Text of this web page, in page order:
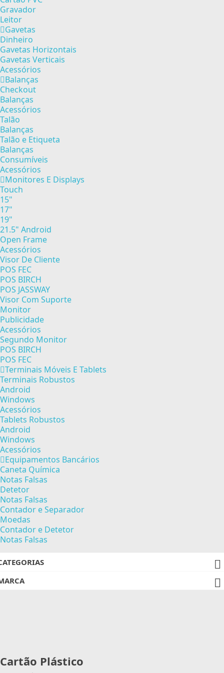
Gravador
Leitor
Gavetas
Dinheiro
Gavetas Horizontais
Gavetas Verticais
Acessórios
Balanças
Checkout
Balanças
Acessórios
Talão
Balanças
Talão e Etiqueta
Balanças
Consumíveis
Acessórios
Monitores E Displays
Touch
15"
17"
19"
21.5" Android
Open Frame
Acessórios
Visor De Cliente
POS FEC
POS BIRCH
POS JASSWAY
Visor Com Suporte
Monitor
Publicidade
Acessórios
Segundo Monitor
POS BIRCH
POS FEC
Terminais Móveis E Tablets
Terminais Robustos
Android
Windows
Acessórios
Tablets Robustos
Android
Windows
Acessórios
Equipamentos Bancários
Caneta Química
Notas Falsas
Detetor
Notas Falsas
Contador e Separador
Moedas
Contador e Detetor
Notas Falsas


Cartão Plástico